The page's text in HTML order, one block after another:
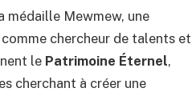
médaille Mewmew, une
chercheur de talents et
le Patrimoine Éternel,
cherchant à créer une